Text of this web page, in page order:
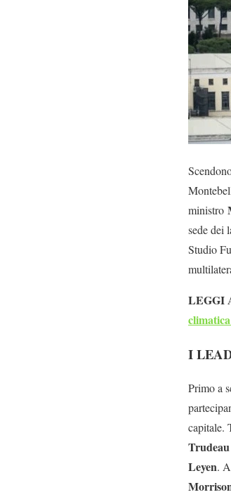
ministro
sede dei
Studio
LEGGI
I
Primo a
capitale.
Trudeau
Leyen.